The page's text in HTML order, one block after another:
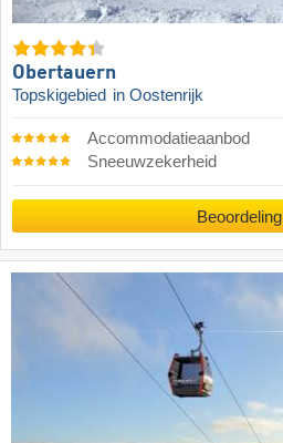
Obertauern
Topskigebied in Oostenrijk
Accommodatieaanbod
Sneeuwzekerheid
Beoordeling